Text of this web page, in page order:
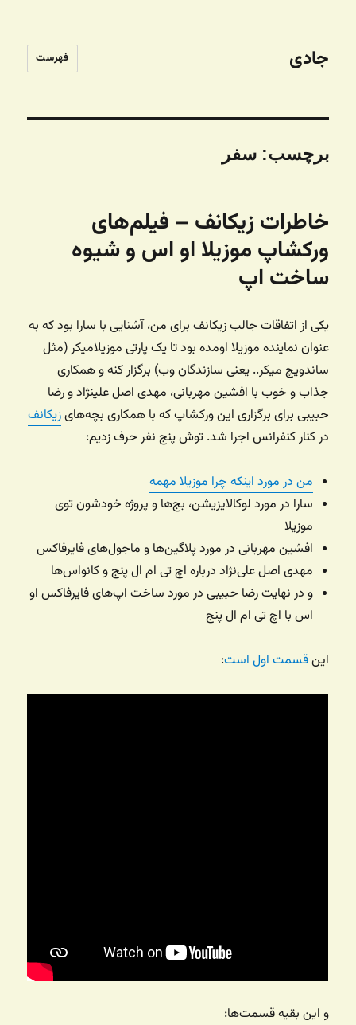
جادی فهرست
برچسب:سفر
خاطرات زیکانف – فیلم‌های
ورکشاپ موزیلا او اس و شیوه
ساخت اپ
یکی از اتفاقات جالب زیکانف برای من، آشنایی با سارا بود که به
عنوان نماینده موزیلا اومده بود تا یک پارتی موزیلامیکر (مثل
ساندویچ میکر.. یعنی سازندگان وب) برگزار کنه و همکاری
جذاب و خوب با افشین مهربانی، مهدی اصل علینژاد و رضا
حبیبی برای برگزاری این ورکشاپ که با همکاری بچه‌هایزیکانف
در کنار کنفرانس اجرا شد. توش پنج نفر حرف زدیم:
من در مورد اینکه چرا موزیلا مهمه
سارا در مورد لوکالایزیشن، بج‌ها و پروژه خودشون توی
موزیلا
افشین مهربانی در مورد پلاگین‌ها و ماجول‌های فایرفاکس
مهدی اصل علی‌نژاد درباره اچ تی ام ال پنج و کانواس‌ها
و در نهایت رضا حبیبی در مورد ساخت اپ‌های فایرفاکس او
اس با اچ تی ام ال پنج
اینقسمت اول است:
و این بقیه قسمت‌ها: